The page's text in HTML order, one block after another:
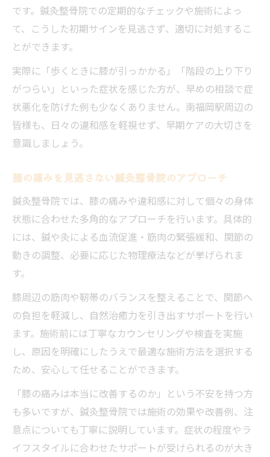
です。鍼灸整骨院での定期的なチェックや施術によっ
て、こうした初期サインを見逃さず、適切に対処するこ
とができます。
実際に「歩くときに膝が引っかかる」「階段の上り下り
がつらい」といった症状を感じた方が、早めの相談で症
状悪化を防げた例も少なくありません。南福岡駅周辺の
皆様も、日々の違和感を軽視せず、早期ケアの大切さを
意識しましょう。
膝の痛みを見逃さない鍼灸整骨院のアプローチ
鍼灸整骨院では、膝の痛みや違和感に対して個々の身体
状態に合わせた多角的なアプローチを行います。具体的
には、鍼や灸による血流促進・筋肉の緊張緩和、関節の
動きの調整、必要に応じた物理療法などが挙げられま
す。
膝周辺の筋肉や靭帯のバランスを整えることで、関節へ
の負担を軽減し、自然治癒力を引き出すサポートを行い
ます。施術前には丁寧なカウンセリングや検査を実施
し、原因を明確にしたうえで最適な施術方法を選択する
ため、安心して任せることができます。
「膝の痛みは本当に改善するのか」という不安を持つ方
も多いですが、鍼灸整骨院では施術の効果や改善例、注
意点についても丁寧に説明しています。症状の程度やラ
イフスタイルに合わせたサポートが受けられるのが大き